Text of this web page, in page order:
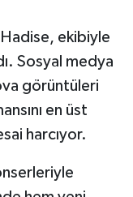
ekibiyle
Sosyal medya
görüntüleri
en üst
harcıyor.